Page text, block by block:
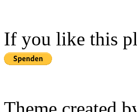
If you like this